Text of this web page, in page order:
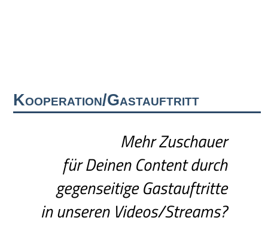
Kooperation/Gastauftritt
Mehr Zuschauer
für Deinen Content durch
gegenseitige Gastauftritte
in unseren Videos/Streams?